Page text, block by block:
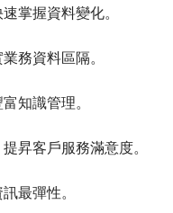
掌握資料變化。
務資料區隔。
知識管理。
昇客戶服務滿意度。
最彈性。